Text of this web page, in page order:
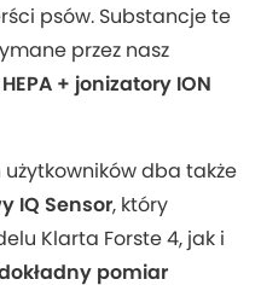
psów. Substancje te
przez nasz
+ jonizatory ION
dba także
IQ Sensor, który
Klarta Forste 4, jak i
pomiar